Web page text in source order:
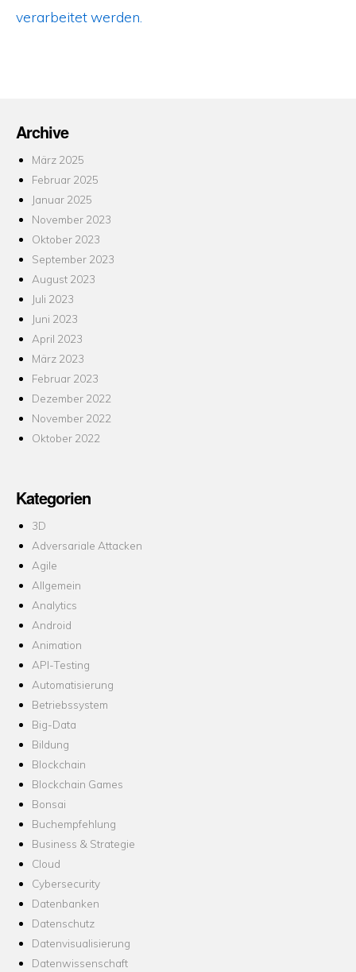
verarbeitet werden.
Archive
März 2025
Februar 2025
Januar 2025
November 2023
Oktober 2023
September 2023
August 2023
Juli 2023
Juni 2023
April 2023
März 2023
Februar 2023
Dezember 2022
November 2022
Oktober 2022
Kategorien
3D
Adversariale Attacken
Agile
Allgemein
Analytics
Android
Animation
API-Testing
Automatisierung
Betriebssystem
Big-Data
Bildung
Blockchain
Blockchain Games
Bonsai
Buchempfehlung
Business & Strategie
Cloud
Cybersecurity
Datenbanken
Datenschutz
Datenvisualisierung
Datenwissenschaft